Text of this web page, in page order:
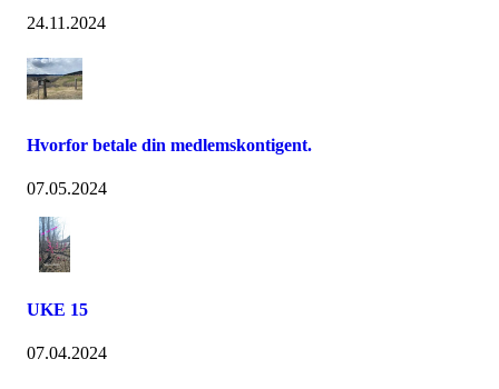
24.11.2024
Hvorfor betale din medlemskontigent.
07.05.2024
UKE 15
07.04.2024